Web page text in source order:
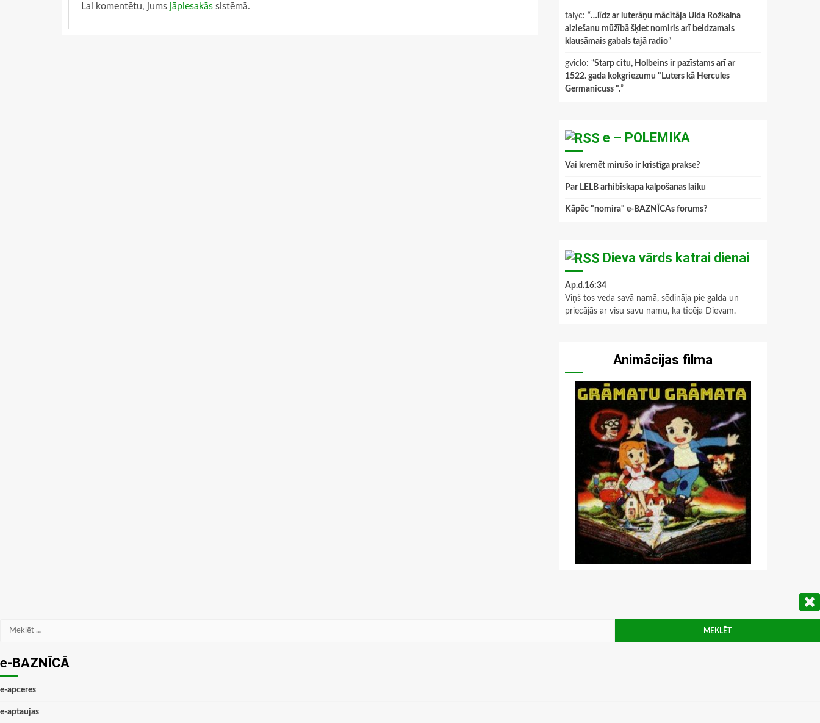
Lai komentētu, jums jāpiesakās sistēmā.
talyc: “…līdz ar luterāņu mācītāja Ulda Rožkalna
aiziešanu mūžībā šķiet nomiris arī beidzamais
klausāmais gabals tajā radio”
gviclo: “Starp citu, Holbeins ir pazīstams arī ar
1522. gada kokgriezumu "Luters kā Hercules
Germanicuss ".”
e – POLEMIKA
Vai kremēt mirušo ir kristīga prakse?
Par LELB arhibīskapa kalpošanas laiku
Kāpēc "nomira" e-BAZNĪCAs forums?
Dieva vārds katrai dienai
Ap.d.16:34
Viņš tos veda savā namā, sēdināja pie galda un
priecājās ar visu savu namu, ka ticēja Dievam.
Animācijas filma
Meklēt:
e-BAZNĪCĀ
e-apceres
e-aptaujas